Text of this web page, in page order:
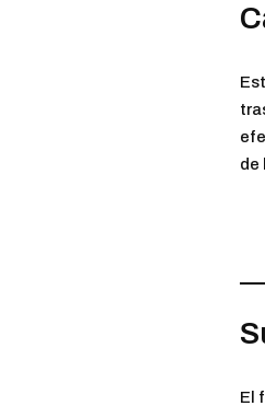
de
El